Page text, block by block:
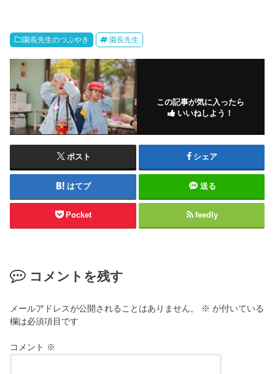
園長先生のつぶやき 園長先生
この記事が気に入ったら
いいねしよう！
ポスト シェア
はてブ 送る
Pocket feedly
コメントを残す
メールアドレスが公開されることはありません。 ※ が付いている
欄は必須項目です
コメント ※